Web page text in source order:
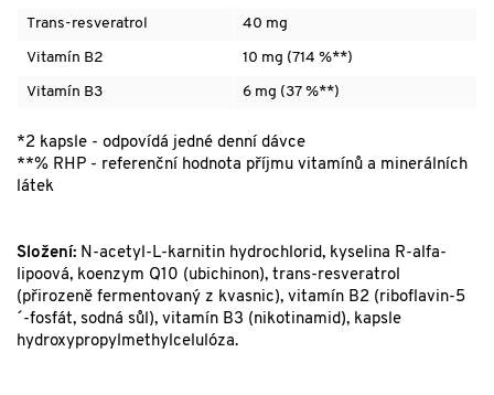
Trans-resveratrol 40 mg
Vitamín B2 10 mg (714 %**)
Vitamín B3 6 mg (37 %**)
*2 kapsle - odpovídá jedné denní dávce
**% RHP - referenční hodnota příjmu vitamínů a minerálních
látek
Složení: N-acetyl-L-karnitin hydrochlorid, kyselina R-alfa-
lipoová, koenzym Q10 (ubichinon), trans-resveratrol
(přirozeně fermentovaný z kvasnic), vitamín B2 (riboflavin-5
´-fosfát, sodná sůl), vitamín B3 (nikotinamid), kapsle
hydroxypropylmethylcelulóza.